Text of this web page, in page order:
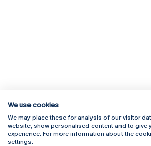
Rua Diogo Botelho 1327
4169-005 Porto
+351 226 196 240
Campus
Webmail
We use cookies
We may place these for analysis of our visitor
website, show personalised content and to give
experience. For more information about the
settings.